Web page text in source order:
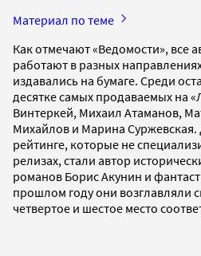
Материал по теме
Как отмечают «Ведомости», все
работают в разных
издавались на бумаге. Среди
десятке самых продаваемых на
Винтеркей, Михаил Атаманов,
Михайлов и Марина Суржевская.
рейтинге, которые не
релизах, стали автор
романов Борис Акунин и
прошлом году они возглавляли
четвертое и шестое место